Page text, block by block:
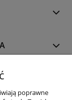
poprawne